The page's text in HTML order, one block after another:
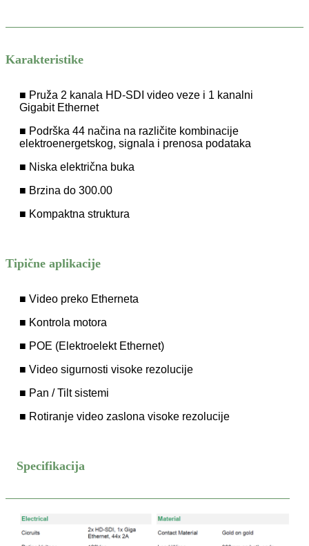
Karakteristike
■ Pruža 2 kanala HD-SDI video veze i 1 kanalni
Gigabit Ethernet
■ Podrška 44 načina na različite kombinacije
elektroenergetskog, signala i prenosa podataka
■ Niska električna buka
■ Brzina do 300.00
■ Kompaktna struktura
Tipične aplikacije
■ Video preko Etherneta
■ Kontrola motora
■ POE (Elektroelekt Ethernet)
■ Video sigurnosti visoke rezolucije
■ Pan / Tilt sistemi
■ Rotiranje video zaslona visoke rezolucije
Specifikacija